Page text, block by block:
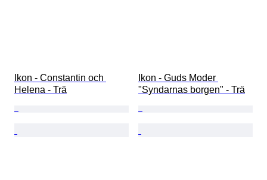
Ikon - Constantin och
Helena - Trä
Ikon - Guds Moder
"Syndarnas borgen" - Trä